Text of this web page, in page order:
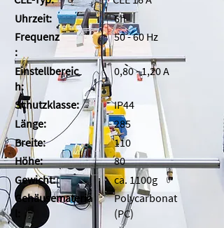
Uhrzeit:
Frequenz
:
Einstellbereic
h:
Schutzklasse:
Länge:
Breite:
Höhe:
Gewicht:
Gehäusemateria
6h
50 - 60 Hz
0,80 - 1,20 A
IP44
285
110
80
ca. 1100g
Polycarbonat
(PC)